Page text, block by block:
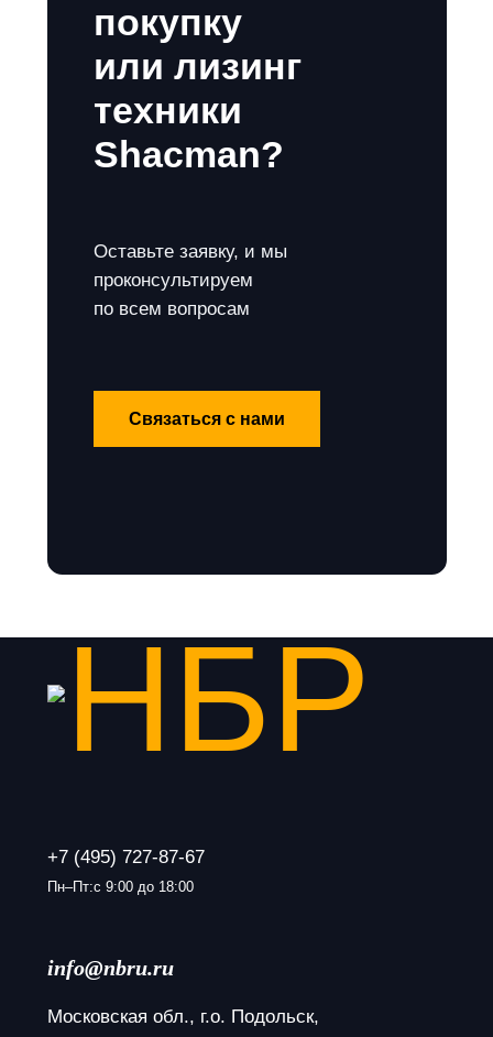
покупку
или лизинг
техники
Shacman?
Оставьте заявку, и мы
проконсультируем
по всем вопросам
Связаться с нами
+7 (495) 727-87-67
Пн–Пт:с 9:00 до 18:00
info@nbru.ru
Московская обл., г.о. Подольск,